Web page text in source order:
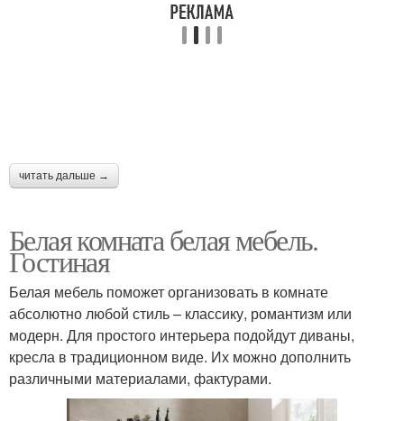
читать дальше →
Белая комната белая мебель.
Гостиная
Белая мебель поможет организовать в комнате
абсолютно любой стиль – классику, романтизм или
модерн. Для простого интерьера подойдут диваны,
кресла в традиционном виде. Их можно дополнить
различными материалами, фактурами.